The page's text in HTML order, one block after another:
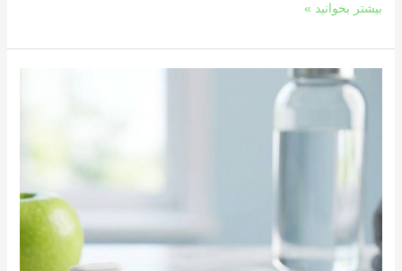
بیشتر بخوانید »
چیزی
قبل
از